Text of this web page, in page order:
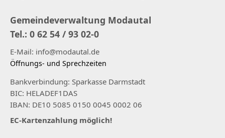
Gemeindeverwaltung Modautal
Tel.: 0 62 54 / 93 02-0
E-Mail: info@modautal.de
Öffnungs- und Sprechzeiten
Bankverbindung: Sparkasse Darmstadt
BIC: HELADEF1DAS
IBAN: DE10 5085 0150 0045 0002 06
EC-Kartenzahlung möglich!